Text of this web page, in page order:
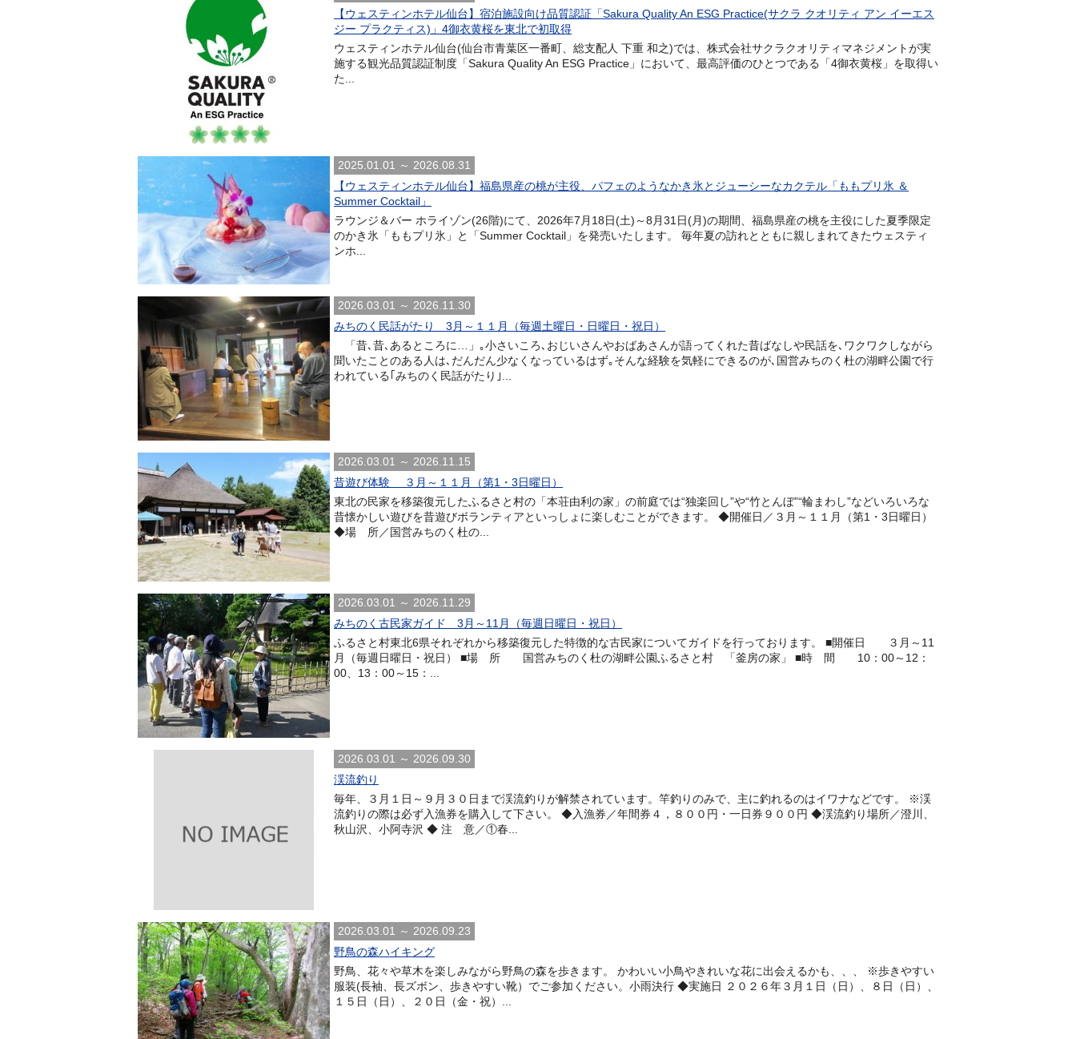
【ウェスティンホテル仙台】宿泊施設向け品質認証「Sakura Quality An ESG Practice(サクラ クオリティ アン イーエス
ジー プラクティス)」4御衣黄桜を東北で初取得
ウェスティンホテル仙台(仙台市青葉区一番町、総支配人 下重 和之)では、株式会社サクラクオリティマネジメントが実
施する観光品質認証制度「Sakura Quality An ESG Practice」において、最高評価のひとつである「4御衣黄桜」を取得い
た...
2025.01.01 ～ 2026.08.31
【ウェスティンホテル仙台】福島県産の桃が主役、パフェのようなかき氷とジューシーなカクテル「ももプリ氷 ＆
Summer Cocktail」
ラウンジ＆バー ホライゾン(26階)にて、2026年7月18日(土)～8月31日(月)の期間、福島県産の桃を主役にした夏季限定
のかき氷「ももプリ氷」と「Summer Cocktail」を発売いたします。 毎年夏の訪れとともに親しまれてきたウェスティ
ンホ...
2026.03.01 ～ 2026.11.30
みちのく民話がたり 3月～１１月（毎週土曜日・日曜日・祝日）
「昔､昔､あるところに…」｡小さいころ､おじいさんやおばあさんが語ってくれた昔ばなしや民話を､ワクワクしながら
聞いたことのある人は､だんだん少なくなっているはず｡そんな経験を気軽にできるのが､国営みちのく杜の湖畔公園で行
われている｢みちのく民話がたり｣...
2026.03.01 ～ 2026.11.15
昔遊び体験 ３月～１１月（第1・3日曜日）
東北の民家を移築復元したふるさと村の「本荘由利の家」の前庭では“独楽回し”や“竹とんぼ”“輪まわし”などいろいろな
昔懐かしい遊びを昔遊びボランティアといっしょに楽しむことができます。 ◆開催日／３月～１１月（第1・3日曜日）
◆場 所／国営みちのく杜の...
2026.03.01 ～ 2026.11.29
みちのく古民家ガイド 3月～11月（毎週日曜日・祝日）
ふるさと村東北6県それぞれから移築復元した特徴的な古民家についてガイドを行っております。 ■開催日 ３月～11
月（毎週日曜日・祝日） ■場 所 国営みちのく杜の湖畔公園ふるさと村 「釜房の家」 ■時 間 10：00～12：
00、13：00～15：...
2026.03.01 ～ 2026.09.30
渓流釣り
毎年、３月１日～９月３０日まで渓流釣りが解禁されています。竿釣りのみで、主に釣れるのはイワナなどです。 ※渓
流釣りの際は必ず入漁券を購入して下さい。 ◆入漁券／年間券４，８００円・一日券９００円 ◆渓流釣り場所／澄川、
秋山沢、小阿寺沢 ◆ 注 意／①春...
2026.03.01 ～ 2026.09.23
野鳥の森ハイキング
野鳥、花々や草木を楽しみながら野鳥の森を歩きます。 かわいい小鳥やきれいな花に出会えるかも、、、 ※歩きやすい
服装(長袖、長ズボン、歩きやすい靴）でご参加ください。小雨決行 ◆実施日 ２０２６年３月１日（日）、８日（日）、
１５日（日）、２０日（金・祝）...